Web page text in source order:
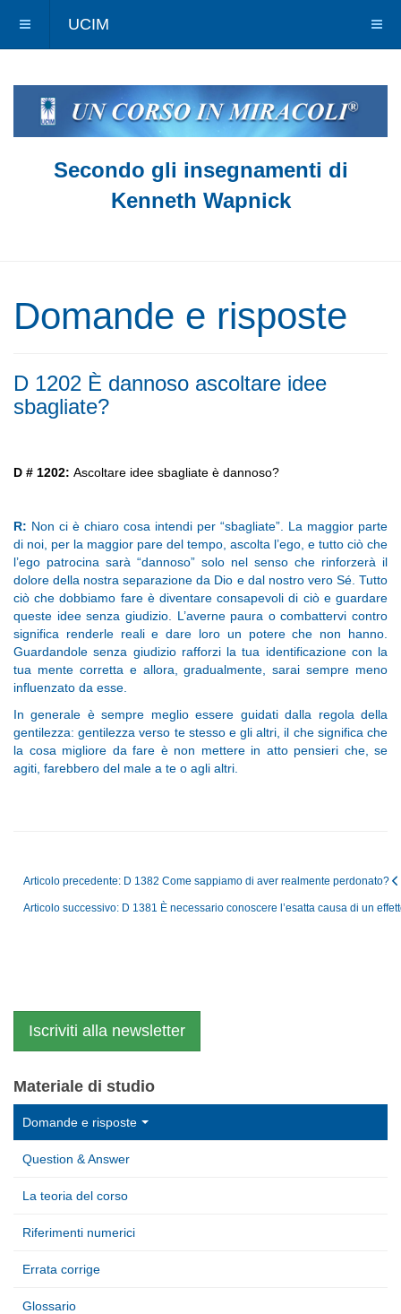
UCIM
Secondo gli insegnamenti di
Kenneth Wapnick
Domande e risposte
D 1202 È dannoso ascoltare idee
sbagliate?
D # 1202: Ascoltare idee sbagliate è dannoso?
R: Non ci è chiaro cosa intendi per “sbagliate”. La maggior parte
di noi, per la maggior pare del tempo, ascolta l’ego, e tutto ciò che
l’ego patrocina sarà “dannoso” solo nel senso che rinforzerà il
dolore della nostra separazione da Dio e dal nostro vero Sé. Tutto
ciò che dobbiamo fare è diventare consapevoli di ciò e guardare
queste idee senza giudizio. L’averne paura o combattervi contro
significa renderle reali e dare loro un potere che non hanno.
Guardandole senza giudizio rafforzi la tua identificazione con la
tua mente corretta e allora, gradualmente, sarai sempre meno
influenzato da esse.
In generale è sempre meglio essere guidati dalla regola della
gentilezza: gentilezza verso te stesso e gli altri, il che significa che
la cosa migliore da fare è non mettere in atto pensieri che, se
agiti, farebbero del male a te o agli altri.
Articolo precedente: D 1382 Come sappiamo di aver realmente perdonato?
Articolo successivo: D 1381 È necessario conoscere l’esatta causa di un
Iscriviti alla newsletter
Materiale di studio
Domande e risposte
Question & Answer
La teoria del corso
Riferimenti numerici
Errata corrige
Glossario